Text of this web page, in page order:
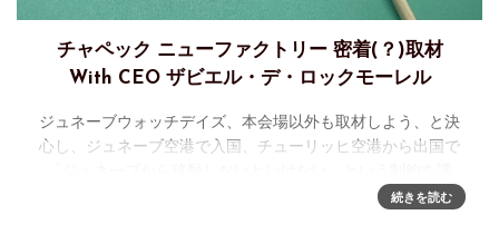
チャペック ニューファクトリー 密着(？)取材
With CEO ザビエル・デ・ロックモーレル
ジュネーブウォッチデイズ、本会場以外も取材しよう、と決
心し、ジュネーブ空港で入国、チューリッヒ空港から出国で
し、3日間はヌーシャテルに滞在する、ということを決めまし
続きを読む